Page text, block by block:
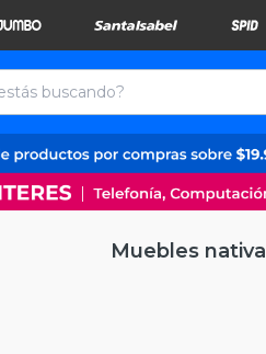
Muebles nativa